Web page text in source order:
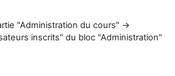
"Administration du cours" →
inscrits" du bloc "Administration"